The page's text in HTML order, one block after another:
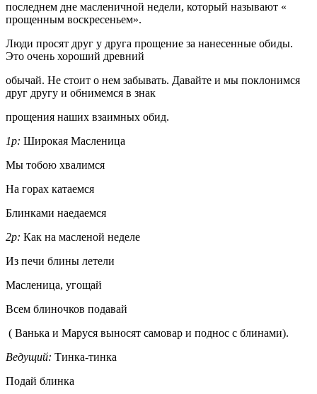
последнем дне масленичной недели, который называют «
прощенным воскресеньем».
Люди просят друг у друга прощение за нанесенные обиды.
Это очень хороший древний
обычай. Не стоит о нем забывать. Давайте и мы поклонимся
друг другу и обнимемся в знак
прощения наших взаимных обид.
1р: Широкая Масленица
Мы тобою хвалимся
На горах катаемся
Блинками наедаемся
2р: Как на масленой неделе
Из печи блины летели
Масленица, угощай
Всем блиночков подавай
( Ванька и Маруся выносят самовар и поднос с блинами).
Ведущий: Тинка-тинка
Подай блинка